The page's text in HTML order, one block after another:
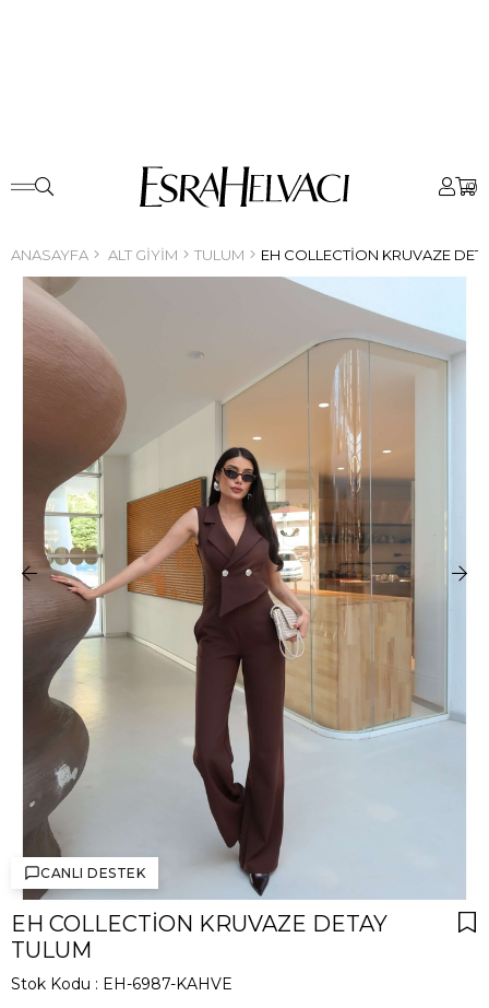
0
ANASAYFA ALT GIYIM TULUM EH COLLECTION KRUVAZE
CANLI DESTEK
EH COLLECTION KRUVAZE DETAY
TULUM
Stok Kodu EH-6987-KAHVE